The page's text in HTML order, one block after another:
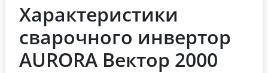
Характеристики
сварочного инвертор
AURORA Вектор 2000